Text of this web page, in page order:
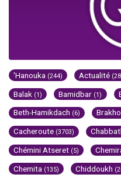
'Hanouka (244) Actualité
Balak (1) Bamidbar (1)
Beth-Hamikdach (6)
Cacheroute (3703)
Chémini Atseret (5)
Chemita (135) Chiddoukh